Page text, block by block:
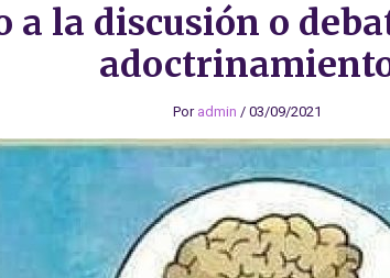
a la discusión o
Por admin / 03/09/2021